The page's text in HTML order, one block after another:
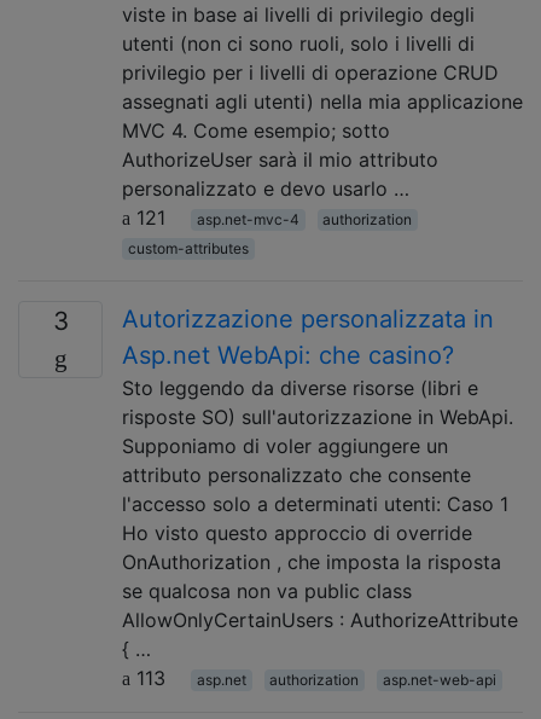
viste in base ai livelli di privilegio degli
utenti (non ci sono ruoli, solo i livelli di
privilegio per i livelli di operazione CRUD
assegnati agli utenti) nella mia applicazione
MVC 4. Come esempio; sotto
AuthorizeUser sarà il mio attributo
personalizzato e devo usarlo …
121
asp.net-mvc-4
authorization
custom-attributes
3
Autorizzazione personalizzata in
Asp.net WebApi: che casino?
Sto leggendo da diverse risorse (libri e
risposte SO) sull'autorizzazione in WebApi.
Supponiamo di voler aggiungere un
attributo personalizzato che consente
l'accesso solo a determinati utenti: Caso 1
Ho visto questo approccio di override
OnAuthorization , che imposta la risposta
se qualcosa non va public class
AllowOnlyCertainUsers : AuthorizeAttribute
{ …
113
asp.net authorization asp.net-web-api